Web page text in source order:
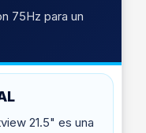
75Hz para un
21.5" es una